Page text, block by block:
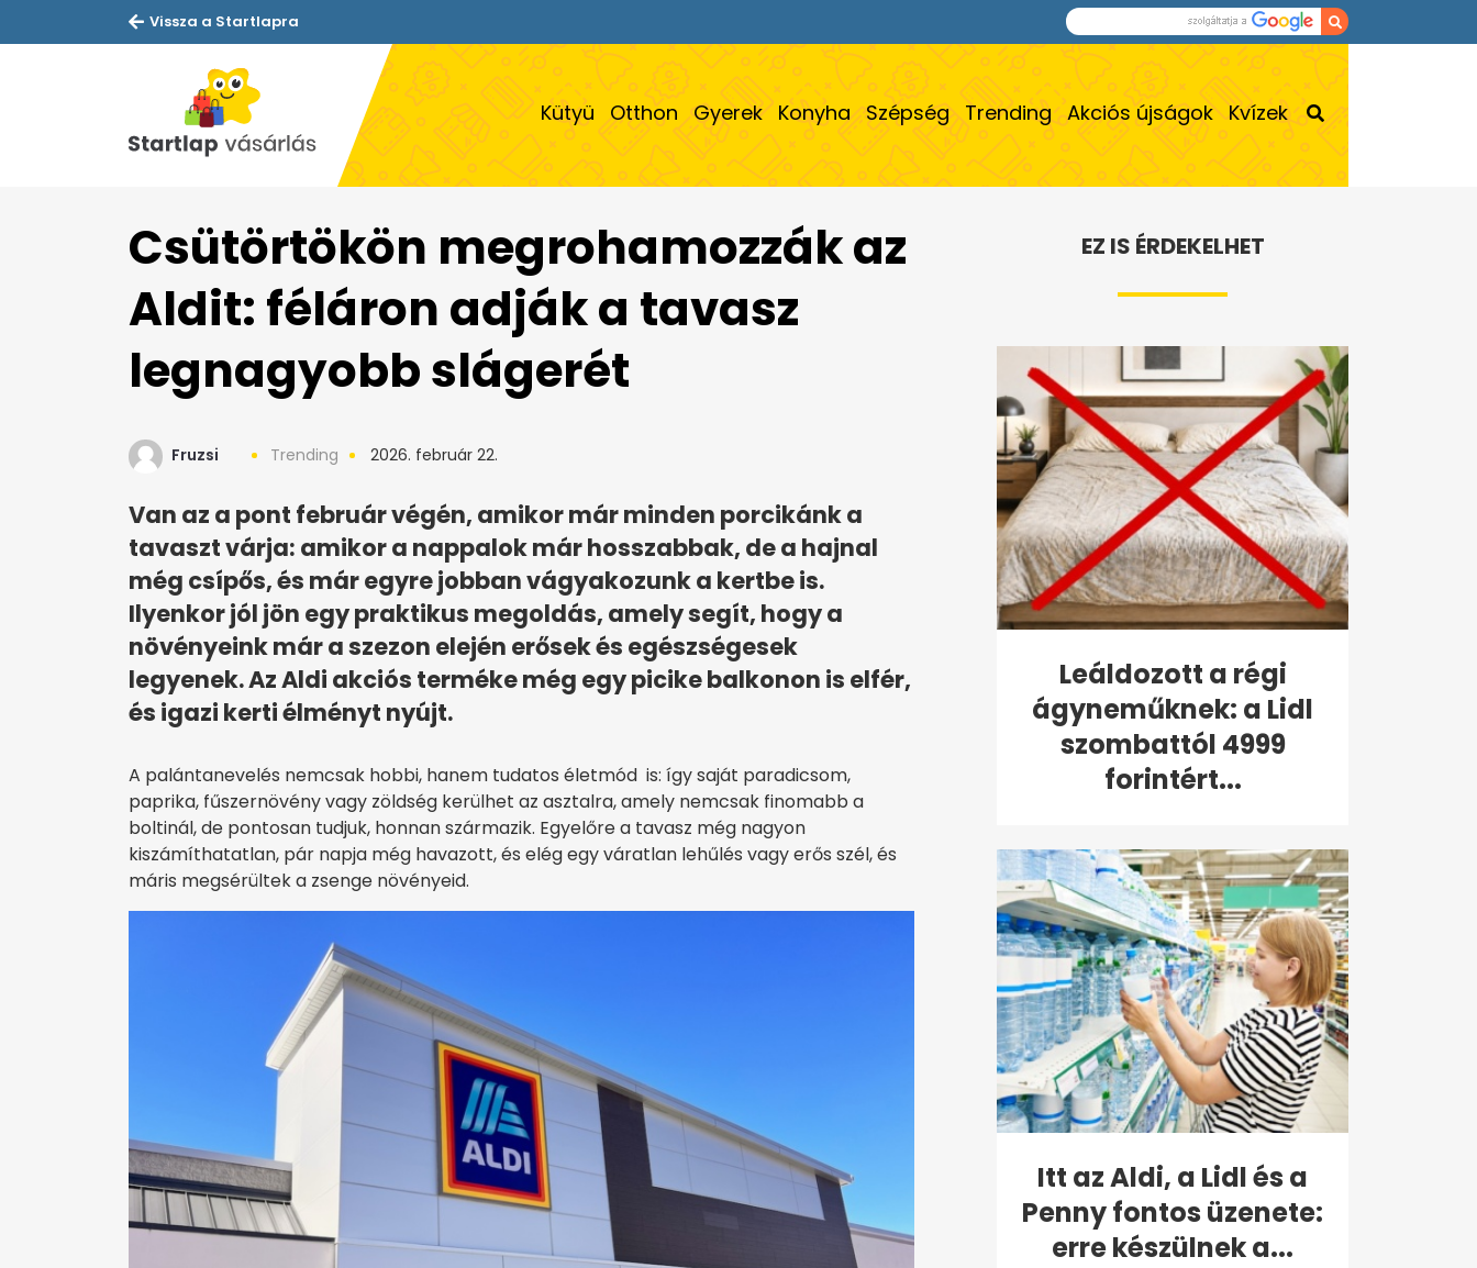
Vissza a Startlapra
Kütyü Otthon Gyerek Konyha Szépség Trending Akciós újságok Kvízek
Csütörtökön megrohamozzák az
Aldit: féláron adják a tavasz
legnagyobb slágerét
Fruzsi Trending 2026. február 22.
Van az a pont február végén, amikor már minden porcikánk a
tavaszt várja: amikor a nappalok már hosszabbak, de a hajnal
még csípős, és már egyre jobban vágyakozunk a kertbe is.
Ilyenkor jól jön egy praktikus megoldás, amely segít, hogy a
növényeink már a szezon elején erősek és egészségesek
legyenek. Az Aldi akciós terméke még egy picike balkonon is elfér,
és igazi kerti élményt nyújt.
A palántanevelés nemcsak hobbi, hanem tudatos életmód is: így saját paradicsom,
paprika, fűszernövény vagy zöldség kerülhet az asztalra, amely nemcsak finomabb a
boltinál, de pontosan tudjuk, honnan származik. Egyelőre a tavasz még nagyon
kiszámíthatatlan, pár napja még havazott, és elég egy váratlan lehűlés vagy erős szél, és
máris megsérültek a zsenge növényeid.
EZ IS ÉRDEKELHET
Leáldozott a régi
ágyneműknek: a Lidl
szombattól 4999
forintért...
Itt az Aldi, a Lidl és a
Penny fontos üzenete:
erre készülnek a...